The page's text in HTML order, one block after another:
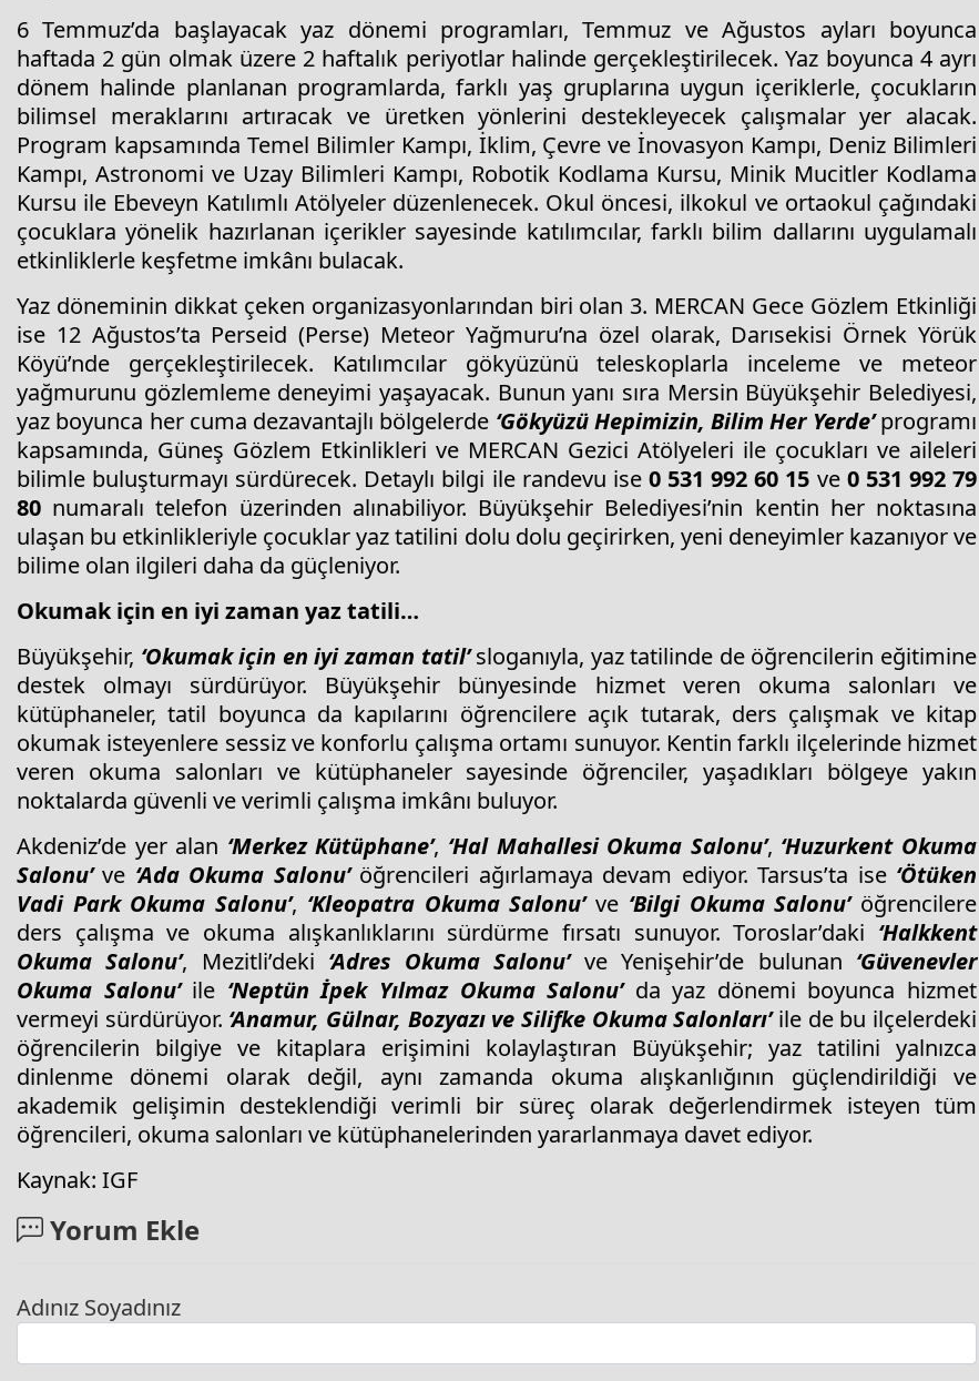
6 Temmuz’da başlayacak yaz dönemi programları, Temmuz ve Ağustos ayları boyunca
haftada 2 gün olmak üzere 2 haftalık periyotlar halinde gerçekleştirilecek. Yaz boyunca 4 ayrı
dönem halinde planlanan programlarda, farklı yaş gruplarına uygun içeriklerle, çocukların
bilimsel meraklarını artıracak ve üretken yönlerini destekleyecek çalışmalar yer alacak.
Program kapsamında Temel Bilimler Kampı, İklim, Çevre ve İnovasyon Kampı, Deniz Bilimleri
Kampı, Astronomi ve Uzay Bilimleri Kampı, Robotik Kodlama Kursu, Minik Mucitler Kodlama
Kursu ile Ebeveyn Katılımlı Atölyeler düzenlenecek. Okul öncesi, ilkokul ve ortaokul çağındaki
çocuklara yönelik hazırlanan içerikler sayesinde katılımcılar, farklı bilim dallarını uygulamalı
etkinliklerle keşfetme imkânı bulacak.
Yaz döneminin dikkat çeken organizasyonlarından biri olan 3. MERCAN Gece Gözlem Etkinliği
ise 12 Ağustos’ta Perseid (Perse) Meteor Yağmuru’na özel olarak, Darısekisi Örnek Yörük
Köyü’nde gerçekleştirilecek. Katılımcılar gökyüzünü teleskoplarla inceleme ve meteor
yağmurunu gözlemleme deneyimi yaşayacak. Bunun yanı sıra Mersin Büyükşehir Belediyesi,
yaz boyunca her cuma dezavantajlı bölgelerde ‘Gökyüzü Hepimizin, Bilim Her Yerde’programı
kapsamında, Güneş Gözlem Etkinlikleri ve MERCAN Gezici Atölyeleri ile çocukları ve aileleri
bilimle buluşturmayı sürdürecek. Detaylı bilgi ile randevu ise 0 531 992 60 15 ve 0 531 992 79
80 numaralı telefon üzerinden alınabiliyor. Büyükşehir Belediyesi’nin kentin her noktasına
ulaşan bu etkinlikleriyle çocuklar yaz tatilini dolu dolu geçirirken, yeni deneyimler kazanıyor ve
bilime olan ilgileri daha da güçleniyor.
Okumak için en iyi zaman yaz tatili…
Büyükşehir, ‘Okumak için en iyi zaman tatil’sloganıyla, yaz tatilinde de öğrencilerin eğitimine
destek olmayı sürdürüyor. Büyükşehir bünyesinde hizmet veren okuma salonları ve
kütüphaneler, tatil boyunca da kapılarını öğrencilere açık tutarak, ders çalışmak ve kitap
okumak isteyenlere sessiz ve konforlu çalışma ortamı sunuyor. Kentin farklı ilçelerinde hizmet
veren okuma salonları ve kütüphaneler sayesinde öğrenciler, yaşadıkları bölgeye yakın
noktalarda güvenli ve verimli çalışma imkânı buluyor.
Akdeniz’de yer alan ‘Merkez Kütüphane’, ‘Hal Mahallesi Okuma Salonu’, ‘Huzurkent Okuma
Salonu’ve ‘Ada Okuma Salonu’öğrencileri ağırlamaya devam ediyor. Tarsus’ta ise ‘Ötüken
Vadi Park Okuma Salonu’, ‘Kleopatra Okuma Salonu’ve ‘Bilgi Okuma Salonu’öğrencilere
ders çalışma ve okuma alışkanlıklarını sürdürme fırsatı sunuyor. Toroslar’daki ‘Halkkent
Okuma Salonu’, Mezitli’deki ‘Adres Okuma Salonu’ve Yenişehir’de bulunan ‘Güvenevler
Okuma Salonu’ile ‘Neptün İpek Yılmaz Okuma Salonu’da yaz dönemi boyunca hizmet
vermeyi sürdürüyor. ‘Anamur, Gülnar, Bozyazı ve Silifke Okuma Salonları’ile de bu ilçelerdeki
öğrencilerin bilgiye ve kitaplara erişimini kolaylaştıran Büyükşehir; yaz tatilini yalnızca
dinlenme dönemi olarak değil, aynı zamanda okuma alışkanlığının güçlendirildiği ve
akademik gelişimin desteklendiği verimli bir süreç olarak değerlendirmek isteyen tüm
öğrencileri, okuma salonları ve kütüphanelerinden yararlanmaya davet ediyor.
Kaynak: IGF
Yorum Ekle
Adınız Soyadınız